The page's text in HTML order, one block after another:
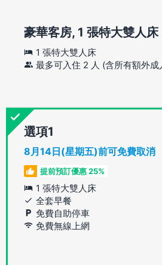
豪華客房, 1 張特大雙人床
1 張特大雙人床
最多可入住 2 人 (含所有額外成
選項
8月14日(星期五)前可免費取消
提前預訂優惠 25%
1 張特大雙人床
全套早餐
免費自助停車
免費無線上網